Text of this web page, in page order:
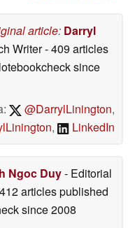
article: Darryl
Writer- 409 articles
since
@DarrylLinington,
, LinkedIn
Ngoc Duy- Editorial
articles published
since 2008